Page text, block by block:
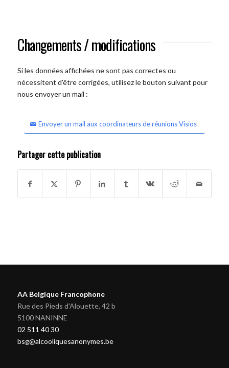
Changements / modifications
Si les données affichées ne sont pas correctes ou
nécessitent d'être corrigées, utilisez le bouton suivant pour
nous envoyer un mail :
Envoyer un mail aux coordinateurs de réunions Visios
Partager cette publication
AA Belgique Francophone
Rue des Pieds d'Alouette, 42 b
5100 NANINNE
02 511 40 30
bsg@alcooliquesanonymes.be